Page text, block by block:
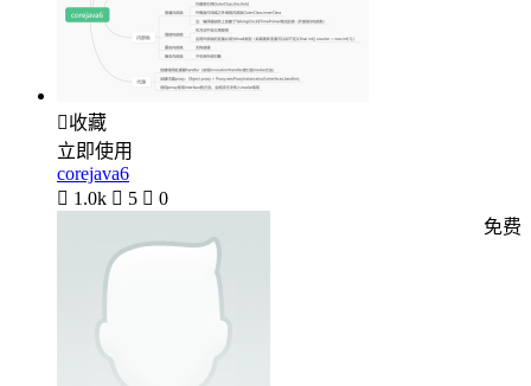
收藏
立即使用
corejava6
 1.0k  5  0
免费